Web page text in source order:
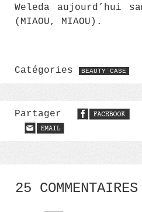
Weleda aujourd’hui
(MIAOU, MIAOU).
Catégories BEAUTY CASE
Partager
25 COMMENTAIRES